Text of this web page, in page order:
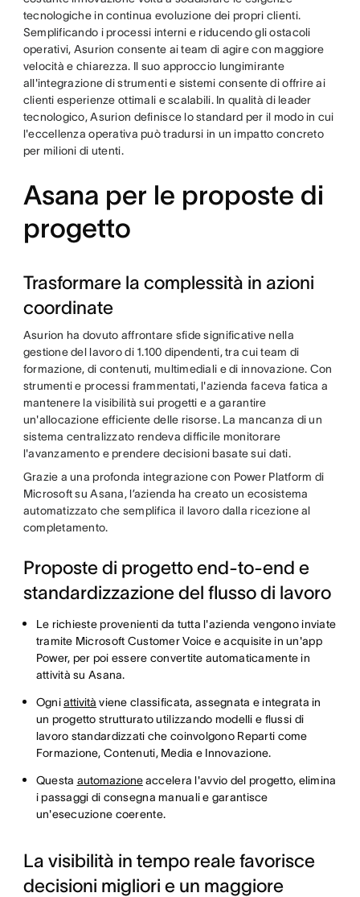
tecnologiche in continua evoluzione dei propri clienti.
Semplificando i processi interni e riducendo gli ostacoli
operativi, Asurion consente ai team di agire con maggiore
velocità e chiarezza. Il suo approccio lungimirante
all'integrazione di strumenti e sistemi consente di offrire ai
clienti esperienze ottimali e scalabili. In qualità di leader
tecnologico, Asurion definisce lo standard per il modo in cui
l'eccellenza operativa può tradursi in un impatto concreto
per milioni di utenti.
Asana per le proposte di
progetto
Trasformare la complessità in azioni
coordinate
Asurion ha dovuto affrontare sfide significative nella
gestione del lavoro di 1.100 dipendenti, tra cui team di
formazione, di contenuti, multimediali e di innovazione. Con
strumenti e processi frammentati, l'azienda faceva fatica a
mantenere la visibilità sui progetti e a garantire
un'allocazione efficiente delle risorse. La mancanza di un
sistema centralizzato rendeva difficile monitorare
l'avanzamento e prendere decisioni basate sui dati.
Grazie a una profonda integrazione con Power Platform di
Microsoft su Asana, l’azienda ha creato un ecosistema
automatizzato che semplifica il lavoro dalla ricezione al
completamento.
Proposte di progetto end-to-end e
standardizzazione del flusso di lavoro
Le richieste provenienti da tutta l'azienda vengono inviate
tramite Microsoft Customer Voice e acquisite in un'app
Power, per poi essere convertite automaticamente in
attività su Asana.
Ogniattività viene classificata, assegnata e integrata in
un progetto strutturato utilizzando modelli e flussi di
lavoro standardizzati che coinvolgono Reparti come
Formazione, Contenuti, Media e Innovazione.
Questa automazioneaccelera l'avvio del progetto, elimina
i passaggi di consegna manuali e garantisce
un'esecuzione coerente.
La visibilità in tempo reale favorisce
decisioni migliori e un maggiore